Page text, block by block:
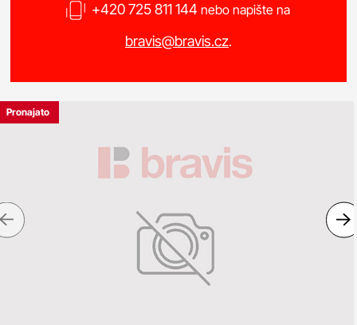
+420 725 811 144 nebo napište na
bravis@bravis.cz.
Pronajato